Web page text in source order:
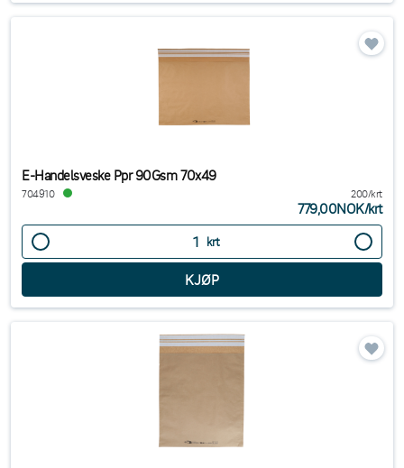
E-Handelsveske Ppr 90Gsm 70x49
704910 200/krt
779,00NOK/krt
krt